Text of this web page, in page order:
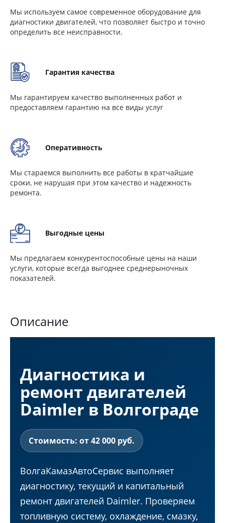
Мы используем самое современное оборудование для
диагностики двигателей, что позволяет быстро и точно
определить все неисправности.
Гарантия качества
Мы гарантируем качество выполненных работ и
предоставляем гарантию на все виды услуг
Оперативность
Мы стараемся выполнить все работы в кратчайшие
сроки, не нарушая при этом качество и надежность
ремонта.
Выгодные цены
Мы предлагаем конкурентоспособные цены на наши
услуги, которые всегда выгоднее среднерыночных
показателей.
Описание
Диагностика и
ремонт двигателей
Daimler в Волгограде
Стоимость: от 42 000 руб.
ВолгаКамазАвтоСервис выполняет
диагностику, текущий и капитальный
ремонт двигателей Daimler. Проверяем
топливную систему, охлаждение, смазку,